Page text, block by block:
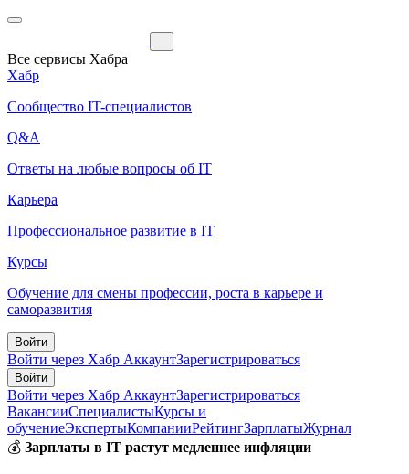
Все сервисы Хабра
Хабр
Сообщество IT-специалистов
Q&A
Ответы на любые вопросы об IT
Карьера
Профессиональное развитие в IT
Курсы
Обучение для смены профессии, роста в карьере и
саморазвития
Войти
Войти через Хабр АккаунтЗарегистрироваться
Войти
Войти через Хабр АккаунтЗарегистрироваться
ВакансииСпециалистыКурсы и
обучениеЭкспертыКомпанииРейтингЗарплатыЖурнал
💰 Зарплаты в IT растут медленнее инфляции